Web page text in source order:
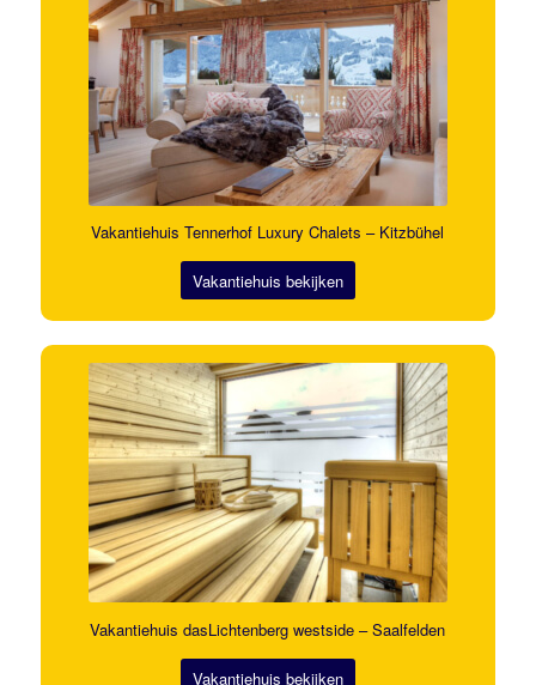
Vakantiehuis Tennerhof Luxury Chalets – Kitzbühel
Vakantiehuis bekijken
Vakantiehuis dasLichtenberg westside – Saalfelden
Vakantiehuis bekijken